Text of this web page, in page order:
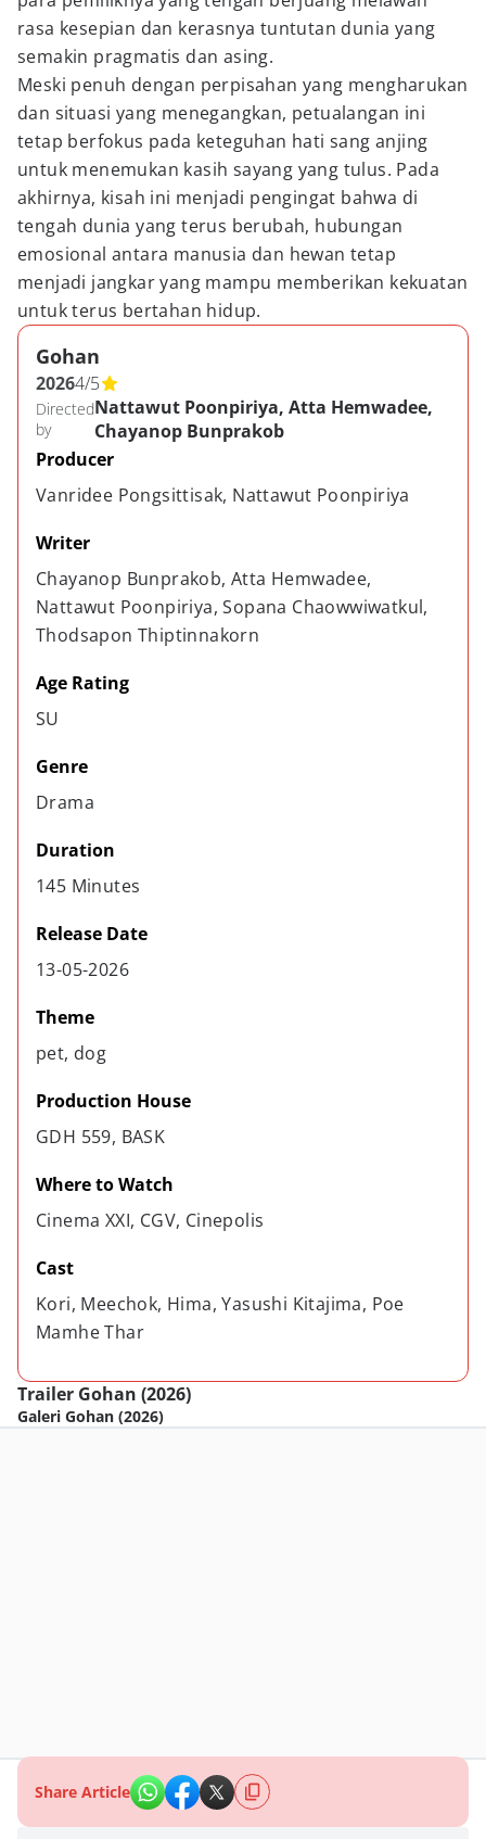
rasa kesepian dan kerasnya tuntutan dunia yang
semakin pragmatis dan asing.
Meski penuh dengan perpisahan yang mengharukan
dan situasi yang menegangkan, petualangan ini
tetap berfokus pada keteguhan hati sang anjing
untuk menemukan kasih sayang yang tulus. Pada
akhirnya, kisah ini menjadi pengingat bahwa di
tengah dunia yang terus berubah, hubungan
emosional antara manusia dan hewan tetap
menjadi jangkar yang mampu memberikan kekuatan
untuk terus bertahan hidup.
Gohan
20264/5
Directed
by
Nattawut Poonpiriya, Atta Hemwadee,
Chayanop Bunprakob
Producer
Vanridee Pongsittisak, Nattawut Poonpiriya
Writer
Chayanop Bunprakob, Atta Hemwadee,
Nattawut Poonpiriya, Sopana Chaowwiwatkul,
Thodsapon Thiptinnakorn
Age Rating
SU
Genre
Drama
Duration
145 Minutes
Release Date
13-05-2026
Theme
pet, dog
Production House
GDH 559, BASK
Where to Watch
Cinema XXI, CGV, Cinepolis
Cast
Kori, Meechok, Hima, Yasushi Kitajima, Poe
Mamhe Thar
Trailer Gohan (2026)
Galeri Gohan (2026)
Share Article